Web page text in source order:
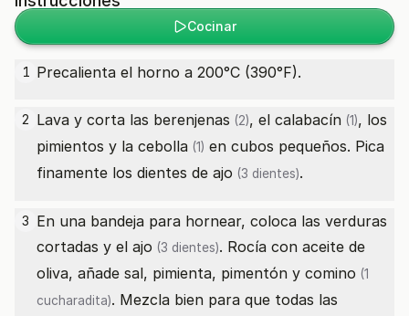
Cocinar
1 Precalienta el horno a 200°C (390°F).
2 Lava y corta las berenjenas (2), el calabacín (1), los
pimientos y la cebolla (1) en cubos pequeños. Pica
finamente los dientes de ajo (3 dientes).
3 En una bandeja para hornear, coloca las verduras
cortadas y el ajo (3 dientes). Rocía con aceite de
oliva, añade sal, pimienta, pimentón y comino (1
cucharadita). Mezcla bien para que todas las